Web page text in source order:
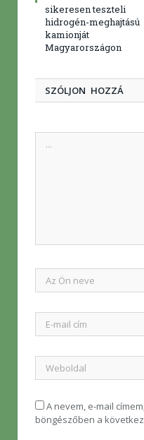
sikeresen teszteli
hidrogén-meghajtású
kamionját
Magyarországon
SZÓLJON HOZZÁ
A nevem, e-mail
böngészőben a